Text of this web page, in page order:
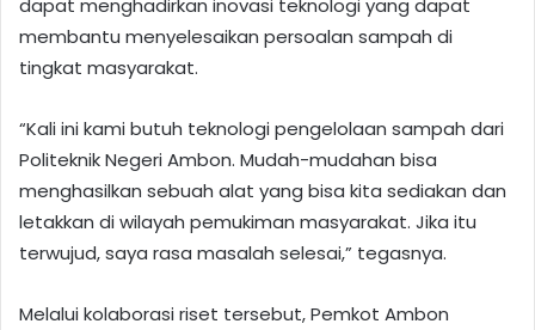
membantu menyelesaikan persoalan sampah di
tingkat masyarakat.
“Kali ini kami butuh teknologi pengelolaan sampah dari
Politeknik Negeri Ambon. Mudah-mudahan bisa
menghasilkan sebuah alat yang bisa kita sediakan dan
letakkan di wilayah pemukiman masyarakat. Jika itu
terwujud, saya rasa masalah selesai,” tegasnya.
Melalui kolaborasi riset tersebut, Pemkot Ambon